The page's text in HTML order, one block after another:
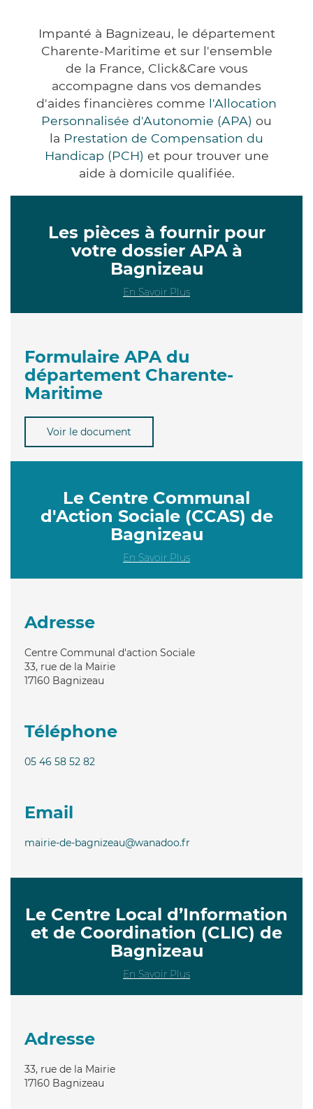
Impanté à Bagnizeau, le département
Charente-Maritime et sur l'ensemble
de la France, Click&Care vous
accompagne dans vos demandes
d'aides financières comme l'Allocation
Personnalisée d'Autonomie (APA) ou
la Prestation de Compensation du
Handicap (PCH) et pour trouver une
aide à domicile qualifiée.
Les pièces à fournir pour
votre dossier APA à
Bagnizeau
En Savoir Plus
Formulaire APA du
département Charente-
Maritime
Voir le document
Le Centre Communal
d'Action Sociale (CCAS) de
Bagnizeau
En Savoir Plus
Adresse
Centre Communal d'action Sociale
33, rue de la Mairie
17160 Bagnizeau
Téléphone
05 46 58 52 82
Email
mairie-de-bagnizeau@wanadoo.fr
Le Centre Local d’Information
et de Coordination (CLIC) de
Bagnizeau
En Savoir Plus
Adresse
33, rue de la Mairie
17160 Bagnizeau